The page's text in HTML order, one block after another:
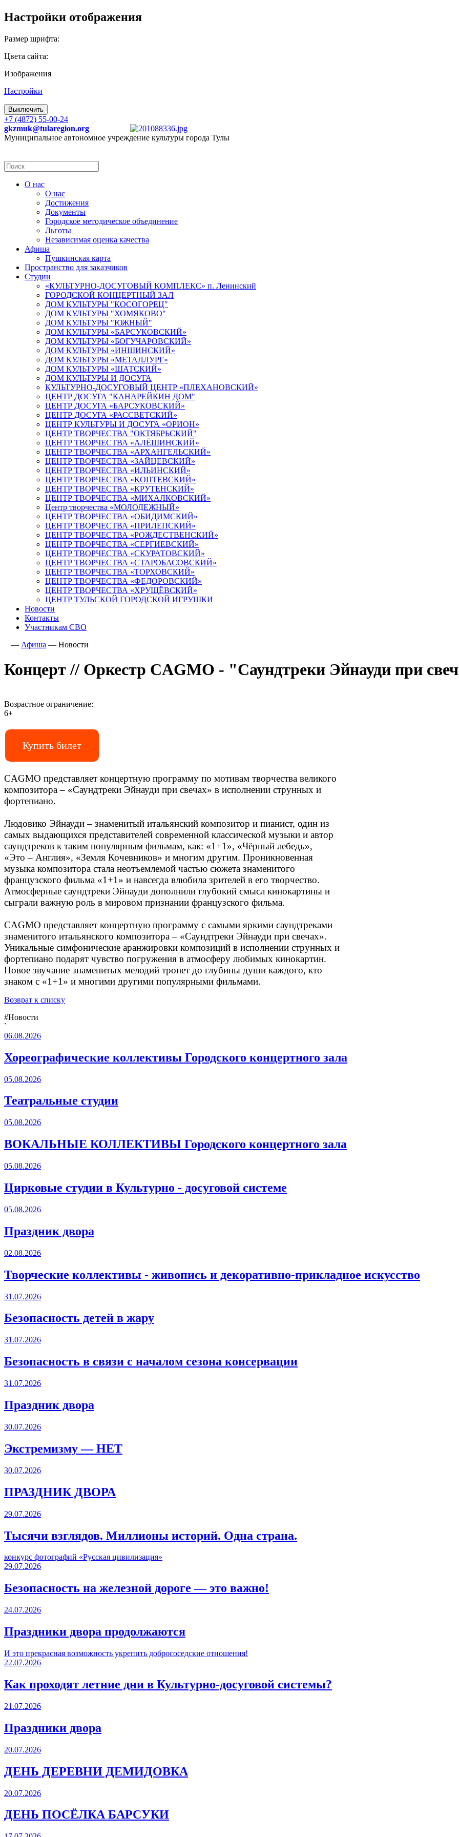
Настройки отображения
Размер шрифта:
Цвета сайта:
Изображения
Настройки
Выключить
+7 (4872) 55-00-24
gkzmuk@tularegion.org
Муниципальное автономное учреждение культуры города Тулы
О нас
О нас
Достижения
Документы
Городское методическое объединение
Льготы
Независимая оценка качества
Афиша
Пушкинская карта
Пространство для заказчиков
Студии
«КУЛЬТУРНО-ДОСУГОВЫЙ КОМПЛЕКС» п. Ленинский
ГОРОДСКОЙ КОНЦЕРТНЫЙ ЗАЛ
ДОМ КУЛЬТУРЫ "КОСОГОРЕЦ"
ДОМ КУЛЬТУРЫ "ХОМЯКОВО"
ДОМ КУЛЬТУРЫ "ЮЖНЫЙ"
ДОМ КУЛЬТУРЫ «БАРСУКОВСКИЙ»
ДОМ КУЛЬТУРЫ «БОГУЧАРОВСКИЙ»
ДОМ КУЛЬТУРЫ «ИНШИНСКИЙ»
ДОМ КУЛЬТУРЫ «МЕТАЛЛУРГ»
ДОМ КУЛЬТУРЫ «ШАТСКИЙ»
ДОМ КУЛЬТУРЫ И ДОСУГА
КУЛЬТУРНО-ДОСУГОВЫЙ ЦЕНТР «ПЛЕХАНОВСКИЙ»
ЦЕНТР ДОСУГА "КАНАРЕЙКИН ДОМ"
ЦЕНТР ДОСУГА «БАРСУКОВСКИЙ»
ЦЕНТР ДОСУГА «РАССВЕТСКИЙ»
ЦЕНТР КУЛЬТУРЫ И ДОСУГА «ОРИОН»
ЦЕНТР ТВОРЧЕСТВА "ОКТЯБРЬСКИЙ"
ЦЕНТР ТВОРЧЕСТВА «АЛЁШИНСКИЙ»
ЦЕНТР ТВОРЧЕСТВА «АРХАНГЕЛЬСКИЙ»
ЦЕНТР ТВОРЧЕСТВА «ЗАЙЦЕВСКИЙ»
ЦЕНТР ТВОРЧЕСТВА «ИЛЬИНСКИЙ»
ЦЕНТР ТВОРЧЕСТВА «КОПТЕВСКИЙ»
ЦЕНТР ТВОРЧЕСТВА «КРУТЕНСКИЙ»
ЦЕНТР ТВОРЧЕСТВА «МИХАЛКОВСКИЙ»
Центр творчества «МОЛОДЕЖНЫЙ»
ЦЕНТР ТВОРЧЕСТВА «ОБИДИМСКИЙ»
ЦЕНТР ТВОРЧЕСТВА «ПРИЛЕПСКИЙ»
ЦЕНТР ТВОРЧЕСТВА «РОЖДЕСТВЕНСКИЙ»
ЦЕНТР ТВОРЧЕСТВА «СЕРГИЕВСКИЙ»
ЦЕНТР ТВОРЧЕСТВА «СКУРАТОВСКИЙ»
ЦЕНТР ТВОРЧЕСТВА «СТАРОБАСОВСКИЙ»
ЦЕНТР ТВОРЧЕСТВА «ТОРХОВСКИЙ»
ЦЕНТР ТВОРЧЕСТВА «ФЕДОРОВСКИЙ»
ЦЕНТР ТВОРЧЕСТВА «ХРУЩЁВСКИЙ»
ЦЕНТР ТУЛЬСКОЙ ГОРОДСКОЙ ИГРУШКИ
Новости
Контакты
Участникам СВО
— Афиша — Новости
Концерт // Оркестр CAGMO - "Саундтреки Эйнауди при
Возрастное ограничение:
6+
Купить билет
CAGMO представляет концертную программу по мотивам творчества великого
композитора – «Саундтреки Эйнауди при свечах» в исполнении струнных и
фортепиано.
Людовико Эйнауди – знаменитый итальянский композитор и пианист, один из
самых выдающихся представителей современной классической музыки и автор
саундтреков к таким популярным фильмам, как: «1+1», «Чёрный лебедь»,
«Это – Англия», «Земля Кочевников» и многим другим. Проникновенная
музыка композитора стала неотъемлемой частью сюжета знаменитого
французского фильма «1+1» и навсегда влюбила зрителей в его творчество.
Атмосферные саундтреки Эйнауди дополнили глубокий смысл кинокартины и
сыграли важную роль в мировом признании французского фильма.
CAGMO представляет концертную программу с самыми яркими саундтреками
знаменитого итальянского композитора – «Саундтреки Эйнауди при свечах».
Уникальные симфонические аранжировки композиций в исполнении струнных и
фортепиано подарят чувство погружения в атмосферу любимых кинокартин.
Новое звучание знаменитых мелодий тронет до глубины души каждого, кто
знаком с «1+1» и многими другими популярными фильмами.
Возврат к списку
#Новости
`
06.08.2026
Хореографические коллективы Городского концертного зала
05.08.2026
Театральные студии
05.08.2026
ВОКАЛЬНЫЕ КОЛЛЕКТИВЫ Городского концертного зала
05.08.2026
Цирковые студии в Культурно - досуговой системе
05.08.2026
Праздник двора
02.08.2026
Творческие коллективы - живопись и декоративно-прикладное искусство
31.07.2026
Безопасность детей в жару
31.07.2026
Безопасность в связи с началом сезона консервации
31.07.2026
Праздник двора
30.07.2026
Экстремизму — НЕТ
30.07.2026
ПРАЗДНИК ДВОРА️
29.07.2026
Тысячи взглядов. Миллионы историй. Одна страна.
конкурс фотографий «Русская цивилизация»
29.07.2026
Безопасность на железной дороге — это важно!
24.07.2026
Праздники двора продолжаются
И это прекрасная возможность укрепить добрососедские отношения!
22.07.2026
Как проходят летние дни в Культурно-досуговой системы?
21.07.2026
Праздники двора
20.07.2026
ДЕНЬ ДЕРЕВНИ ДЕМИДОВКА
20.07.2026
ДЕНЬ ПОСЁЛКА БАРСУКИ